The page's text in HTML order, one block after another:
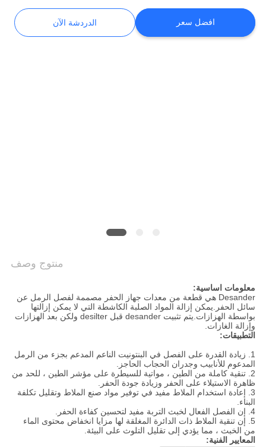
اتصل
بنا
افضل سعر الدردشة الآن
منتوج وصف
معلومات اساسية:
Desander هي قطعة من معدات جهاز الحفر مصممة لفصل الرمل عن
سائل الحفر.يمكن إزالة المواد الصلبة الكاشطة التي لا يمكن إزالتها
بواسطة الهزازات.يتم تثبيت desander قبل desilter ولكن بعد الهزازات
وإزالة الغازات.
التطبيقات:
1. زيادة القدرة على الفصل في البنتونيت الناعم المدعم بجزء من الرمل
المدعوم للأنابيب وجدران الحجاب الحاجز.
2. تنقية كاملة من الطين ، مواتية للسيطرة على مؤشر الطين ، للحد من
ظاهرة الاستيلاء على الحفر وزيادة جودة الحفر.
3. إعادة استخدام الملاط مفيد في توفير مواد صنع الملاط وتقليل تكلفة
البناء.
4. إن الفصل الفعال لخبث التربة مفيد لتحسين كفاءة الحفر.
5. إن تنقية الملاط ذات الدائرة المغلقة لها مزايا انخفاض محتوى الماء
من الخبث ، مما يؤدي إلى تقليل التلوث على البيئة.
المعايير الفنية: